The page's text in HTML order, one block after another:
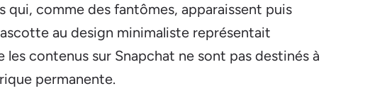
qui, comme des fantômes, apparaissent puis
au design minimaliste représentait
contenus sur Snapchat ne sont pas destinés à
permanente.